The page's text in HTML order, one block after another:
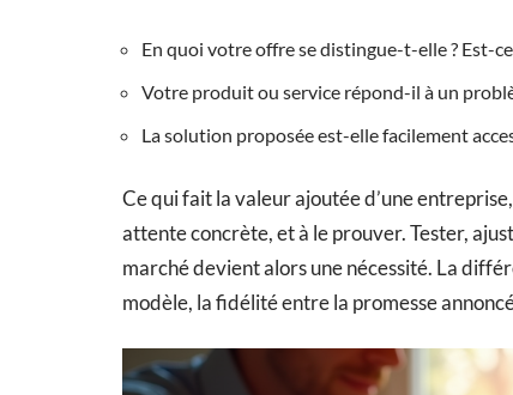
En quoi votre offre se distingue-t-elle ? Est-
Votre produit ou service répond-il à un
La solution proposée est-elle facilement
Ce qui fait la valeur ajoutée d’une
attente concrète, et à le prouver. Tester,
marché devient alors une nécessité. La
modèle, la fidélité entre la promesse